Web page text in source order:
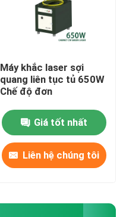
Máy khắc laser sợi
quang liên tục tủ 650W
Chế độ đơn
Giá tốt nhất
Liên hệ chúng tôi